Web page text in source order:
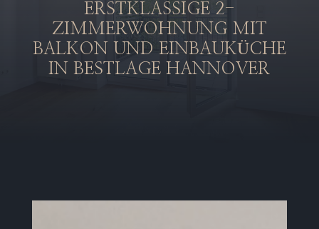
ERSTKLASSIGE 2-
ZIMMERWOHNUNG MIT
BALKON UND EINBAUKÜCHE
IN BESTLAGE HANNOVER